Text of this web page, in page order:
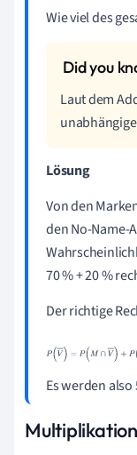
Wie viel des
Laut dem
Lösung
Von den
den No-Name-
70 % + 20 %
Der richtige
P(V)=P(M∩V)+P(
Es werden